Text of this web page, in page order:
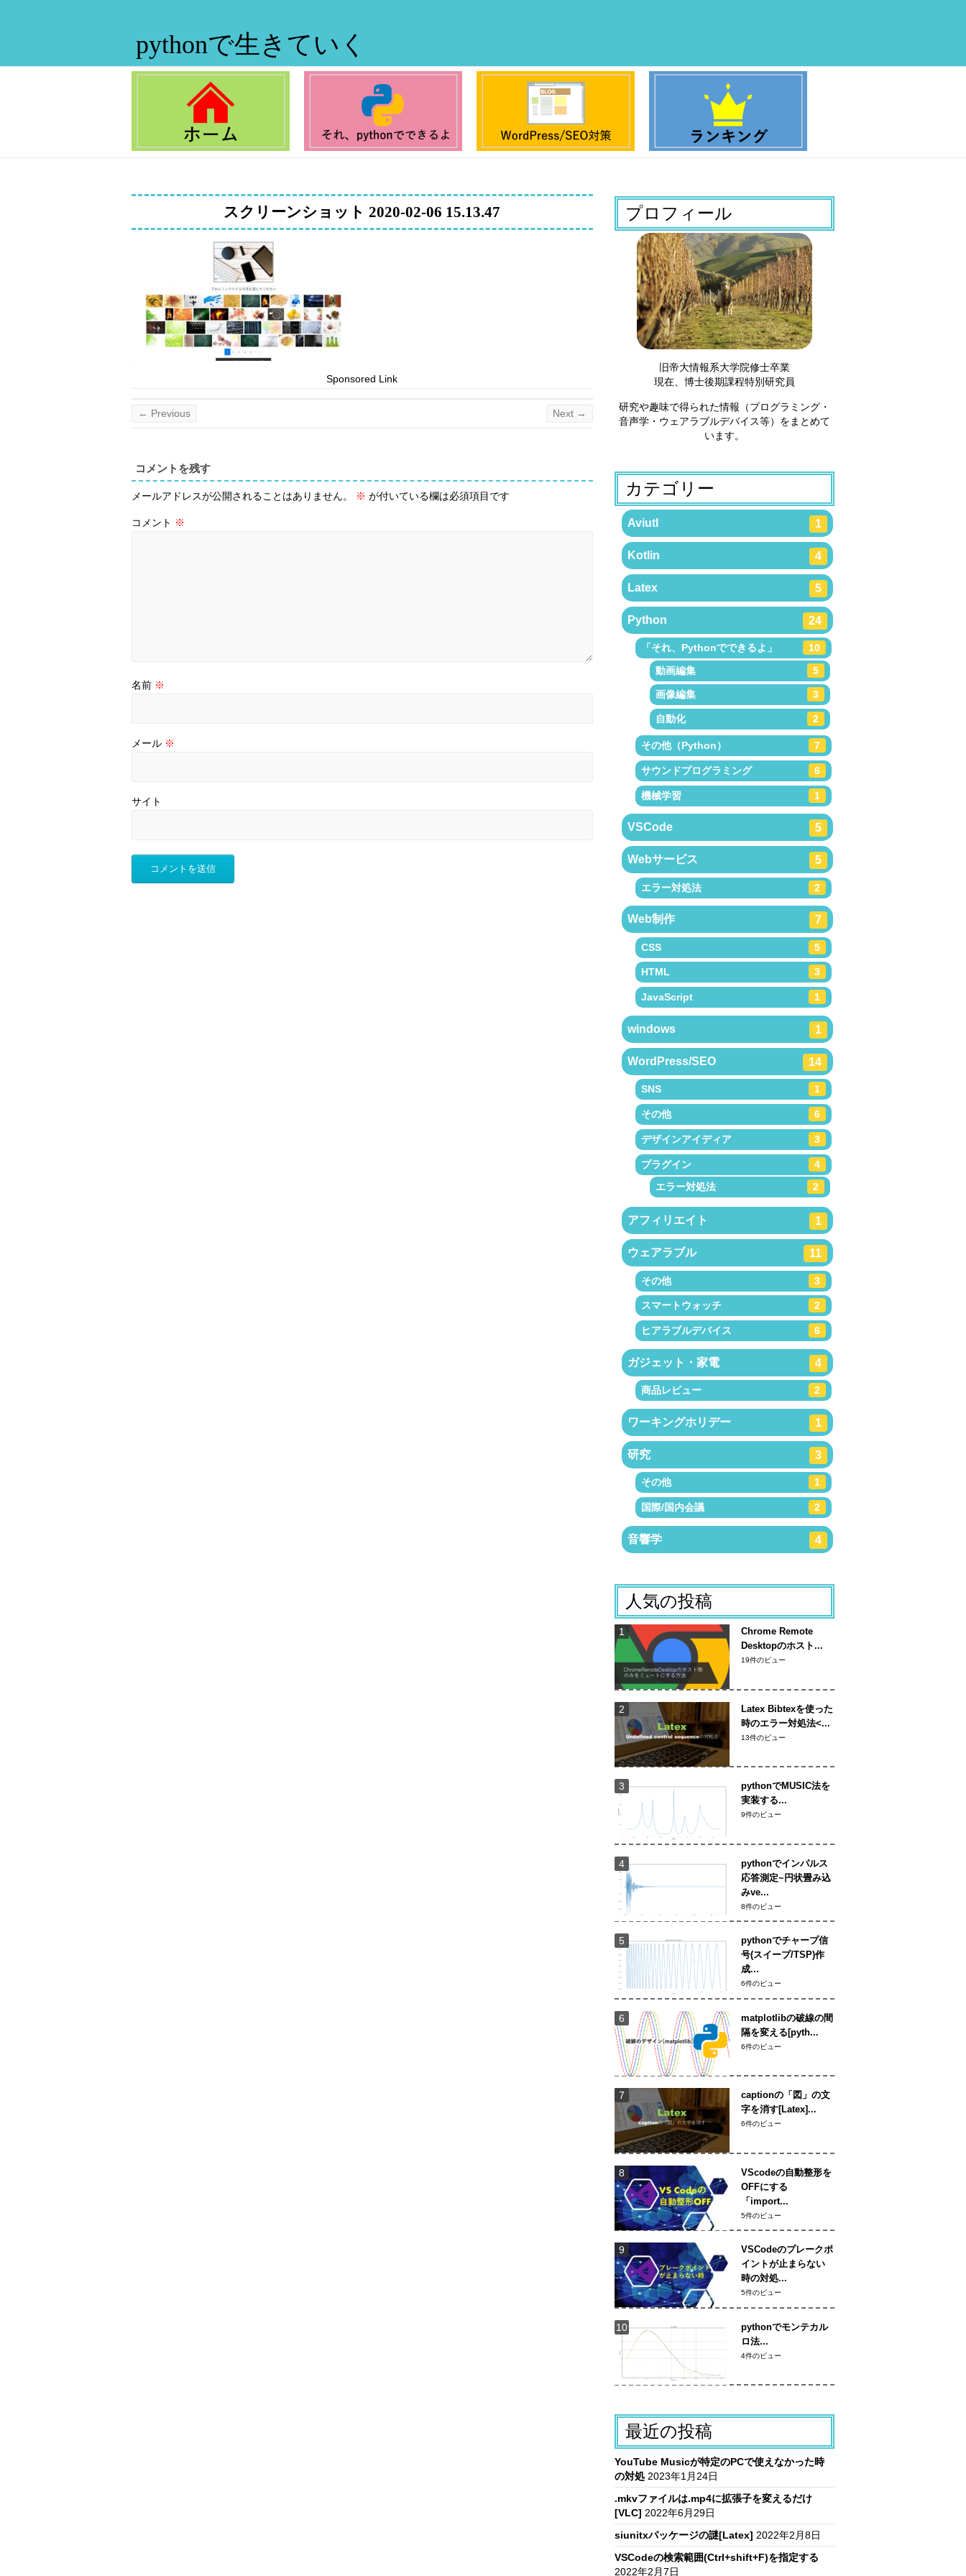
pythonで生きていく
スクリーンショット 2020-02-06 15.13.47
Sponsored Link
← Previous Next →
コメントを残す
メールアドレスが公開されることはありません。 ※ が付いている欄は必須項目です
コメント ※
名前 ※
メール ※
サイト
プロフィール
旧帝大情報系大学院修士卒業
現在、博士後期課程特別研究員
研究や趣味で得られた情報（プログラミング・
音声学・ウェアラブルデバイス等）をまとめて
います。
カテゴリー
Aviutl 1
Kotlin 4
Latex 5
Python 24
「それ、Pythonでできるよ」
10
動画編集
5
画像編集 3
自動化 2
その他（Python） 7
サウンドプログラミング 6
機械学習 1
VSCode 5
Webサービス 5
エラー対処法 2
Web制作 7
CSS 5
HTML 3
JavaScript 1
windows 1
WordPress/SEO 14
SNS 1
その他 6
デザインアイディア 3
プラグイン
4
エラー対処法
2
アフィリエイト 1
ウェアラブル 11
その他 3
スマートウォッチ 2
ヒアラブルデバイス 6
ガジェット・家電 4
商品レビュー 2
ワーキングホリデー 1
研究 3
その他 1
国際/国内会議 2
音響学 4
人気の投稿
Chrome Remote
Desktopのホスト...
19件のビュー
Latex Bibtexを使った
時のエラー対処法<...
13件のビュー
pythonでMUSIC法を
実装する...
9件のビュー
pythonでインパルス
応答測定~円状畳み込
みve...
8件のビュー
pythonでチャープ信
号(スイープ/TSP)作
成...
6件のビュー
matplotlibの破線の間
隔を変える[pyth...
6件のビュー
captionの「図」の文
字を消す[Latex]...
6件のビュー
VScodeの自動整形を
OFFにする
「import...
5件のビュー
VSCodeのプレークポ
イントが止まらない
時の対処...
5件のビュー
pythonでモンテカル
ロ法...
4件のビュー
最近の投稿
YouTube Musicが特定のPCで使えなかった時
の対処 2023年1月24日
.mkvファイルは.mp4に拡張子を変えるだけ
[VLC] 2022年6月29日
siunitxパッケージの謎[Latex] 2022年2月8日
VSCodeの検索範囲(Ctrl+shift+F)を指定する
2022年2月7日